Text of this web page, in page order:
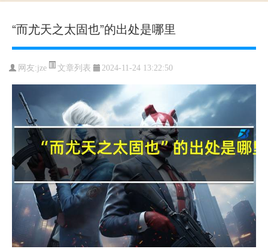
“而尤天之太固也”的出处是哪里
网友:jze 文章列表 2024-11-24 13:22:50